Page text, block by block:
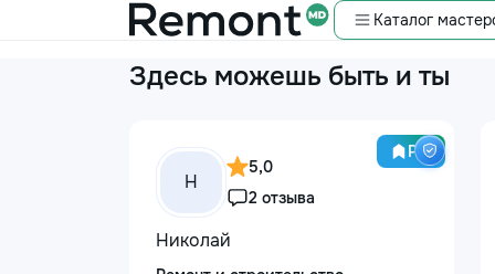
Каталог
Здесь можешь быть и ты
Pro
Н
5,0
2 отзыва
Николай